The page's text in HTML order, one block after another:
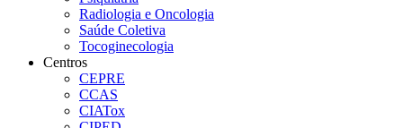
Radiologia e Oncologia
Saúde Coletiva
Tocoginecologia
Centros
CEPRE
CCAS
CIATox